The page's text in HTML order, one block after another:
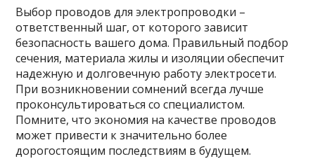
Выбор проводов для электропроводки –
ответственный шаг, от которого зависит
безопасность вашего дома. Правильный подбор
сечения, материала жилы и изоляции обеспечит
надежную и долговечную работу электросети.
При возникновении сомнений всегда лучше
проконсультироваться со специалистом.
Помните, что экономия на качестве проводов
может привести к значительно более
дорогостоящим последствиям в будущем.